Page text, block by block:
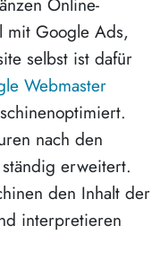
mit Google Ads,
selbst ist dafür
Webmaster
nach den
erweitert.
den Inhalt der
interpretieren